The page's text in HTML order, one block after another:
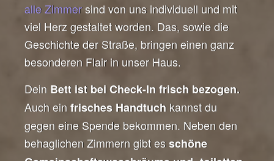
alle Zimmersind von uns individuell und mit
viel Herz gestaltet worden. Das, sowie die
Geschichte der Straße, bringen einen ganz
besonderen Flair in unser Haus.
Dein Bett ist bei Check-In frisch bezogen.
Auch einfrisches Handtuch kannst du
gegen eine Spende bekommen. Neben den
behaglichen Zimmern gibt esschöne